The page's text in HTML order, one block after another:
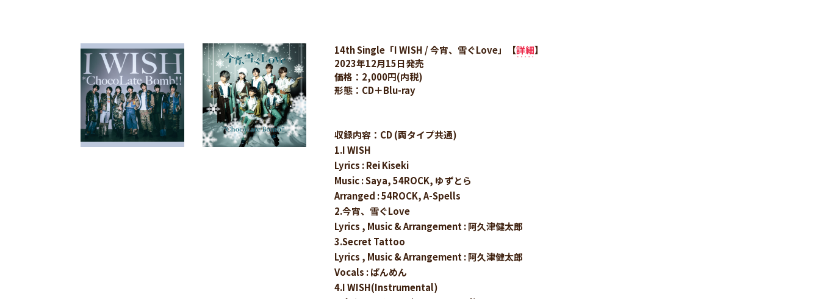
14th Single「I WISH / 今宵、雪ぐLove」【詳細】
2023年12月15日発売
価格：2,000円(内税)
形態：CD＋Blu-ray
収録内容：CD (両タイプ共通)
1.I WISH
Lyrics : Rei Kiseki
Music : Saya, 54ROCK, ゆずとら
Arranged : 54ROCK, A-Spells
2.今宵、雪ぐLove
Lyrics , Music & Arrangement : 阿久津健太郎
3.Secret Tattoo
Lyrics , Music & Arrangement : 阿久津健太郎
Vocals : ぱんめん
4.I WISH(Instrumental)